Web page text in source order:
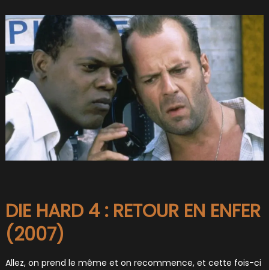
DIE HARD 4 : RETOUR EN ENFER
(2007)
Allez, on prend le même et on recommence, et cette fois-ci